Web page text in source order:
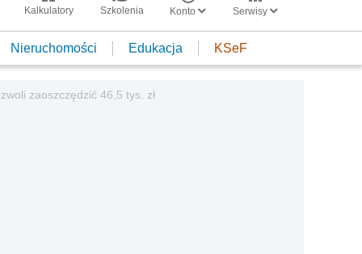
Kalkulatory Szkolenia Konto Serwisy
Nieruchomości Edukacja KSeF
zaoszczędzić 46,5 tys. zł